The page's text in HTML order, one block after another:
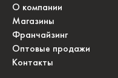
О компании
Магазины
Франчайзинг
Оптовые продажи
Контакты